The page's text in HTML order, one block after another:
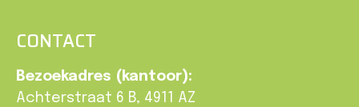
CONTACT
Bezoekadres (kantoor):
Achterstraat 6 B, 4911 AZ